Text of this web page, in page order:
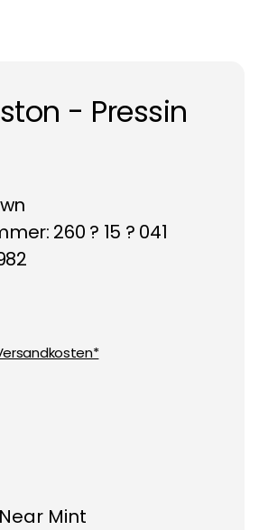
- Pressin
260 ? 15 ? 041
Mint